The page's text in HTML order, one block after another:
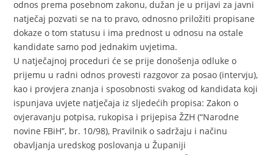
odnos prema posebnom zakonu, dužan je u prijavi za javni
natječaj pozvati se na to pravo, odnosno priložiti propisane
dokaze o tom statusu i ima prednost u odnosu na ostale
kandidate samo pod jednakim uvjetima.
U natječajnoj proceduri će se prije donošenja odluke o
prijemu u radni odnos provesti razgovor za posao (intervju),
kao i provjera znanja i sposobnosti svakog od kandidata koji
ispunjava uvjete natječaja iz sljedećih propisa: Zakon o
ovjeravanju potpisa, rukopisa i prijepisa ŽZH (“Narodne
novine FBiH”, br. 10/98), Pravilnik o sadržaju i načinu
obavljanja uredskog poslovanja u Županiji